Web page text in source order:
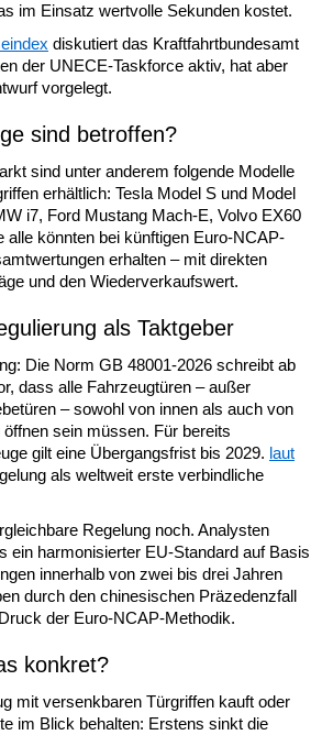
im Einsatz wertvolle Sekunden kostet.
diskutiert das Kraftfahrtbundesamt
der UNECE-Taskforce aktiv, hat aber
vorgelegt.
sind betroffen?
sind unter anderem folgende Modelle
erhältlich: Tesla Model S und Model
i7, Ford Mustang Mach-E, Volvo EX60
alle könnten bei künftigen Euro-NCAP-
erhalten – mit direkten
und den Wiederverkaufswert.
als Taktgeber
Die Norm GB 48001-2026 schreibt ab
dass alle Fahrzeugtüren – außer
– sowohl von innen als auch von
sein müssen. Für bereits
gilt eine Übergangsfrist bis 2029. laut
als weltweit erste verbindliche
Regelung noch. Analysten
ein harmonisierter EU-Standard auf Basis
innerhalb von zwei bis drei Jahren
durch den chinesischen Präzedenzfall
der Euro-NCAP-Methodik.
konkret?
mit versenkbaren Türgriffen kauft oder
im Blick behalten: Erstens sinkt die